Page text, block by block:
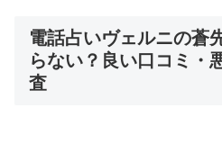
電話占いヴェルニの蒼
らない？良い口コミ・
査